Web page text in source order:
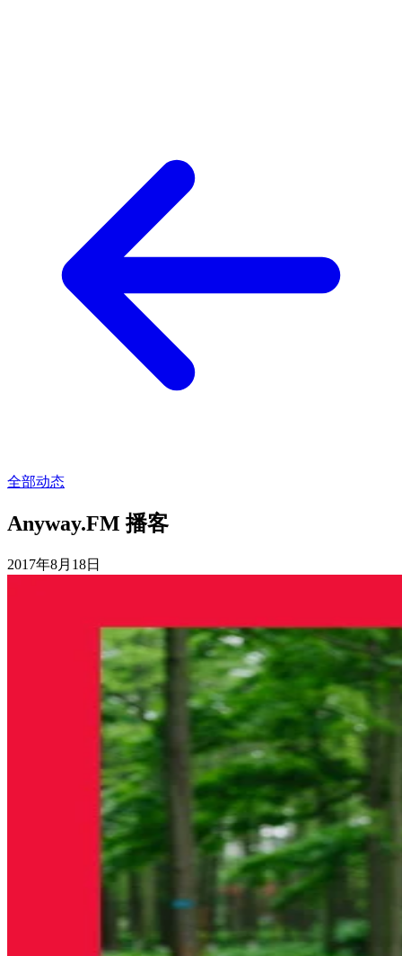
全部动态
Anyway.FM 播客
2017年8月18日